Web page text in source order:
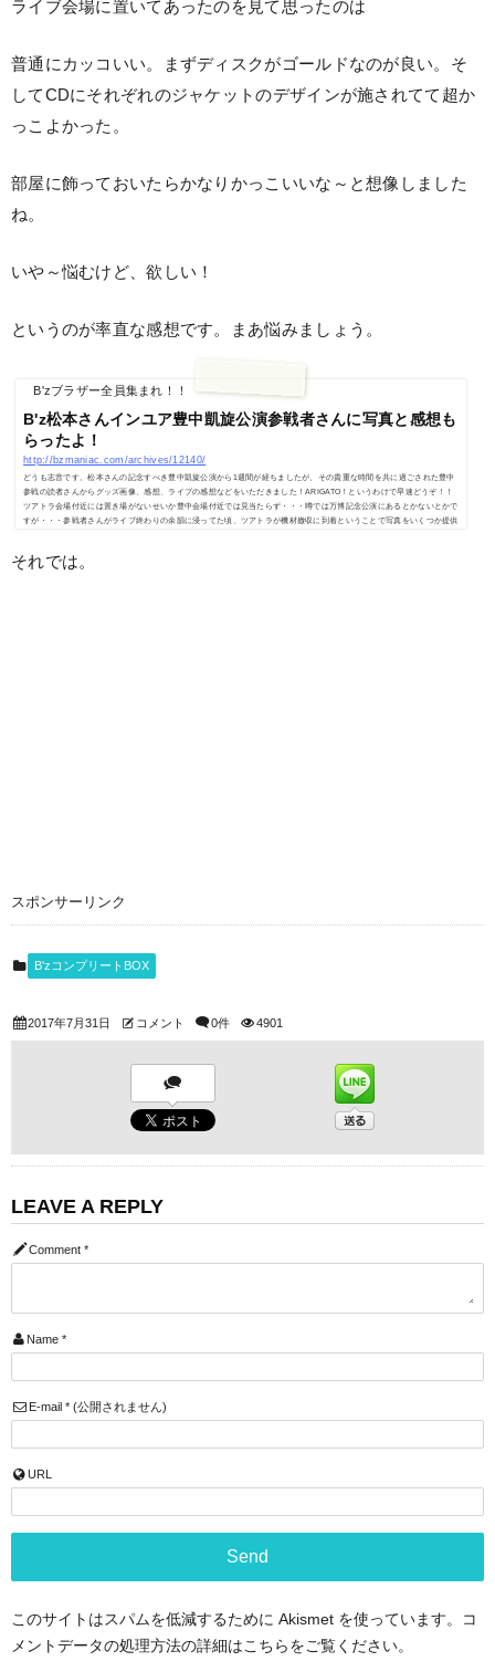
ライブ会場に置いてあったのを見て思ったのは
普通にカッコいい。まずディスクがゴールドなのが良い。そ
してCDにそれぞれのジャケットのデザインが施されてて超か
っこよかった。
部屋に飾っておいたらかなりかっこいいな～と想像しました
ね。
いや～悩むけど、欲しい！
というのが率直な感想です。まあ悩みましょう。
B'zブラザー全員集まれ！！
B'z松本さんインユア豊中凱旋公演参戦者さんに写真と感想も
らったよ！
http://bzmaniac.com/archives/12140/
どうも志音です。松本さんの記念すべき豊中凱旋公演から1週間が経ちましたが、その貴重な時間を共に過ごされた豊中
参戦の読者さんからグッズ画像、感想、ライブの感想などをいただきました！ARIGATO！というわけで早速どうぞ！！
ツアトラ会場付近には置き場がないせいか豊中会場付近では見当たらず・・・噂では万博記念公演にあるとかないとかで
すが・・・参戦者さんがライブ終わりの余韻に浸ってた頃、ツアトラが機材撤収に到着ということで写真をいくつか提供
それでは。
スポンサーリンク
B'zコンプリートBOX
2017年7月31日 コメント 0件 4901
LEAVE A REPLY
Comment *
Name *
E-mail *(公開されません)
URL
このサイトはスパムを低減するために Akismet を使っています。
コ
メントデータの処理方法の詳細はこちらをご覧ください。